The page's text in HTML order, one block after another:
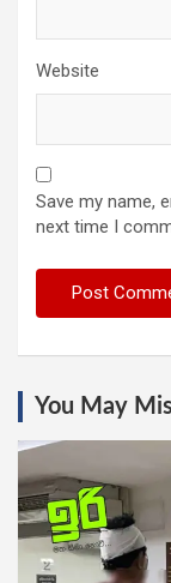
Website
Save my name,
next time I
You May